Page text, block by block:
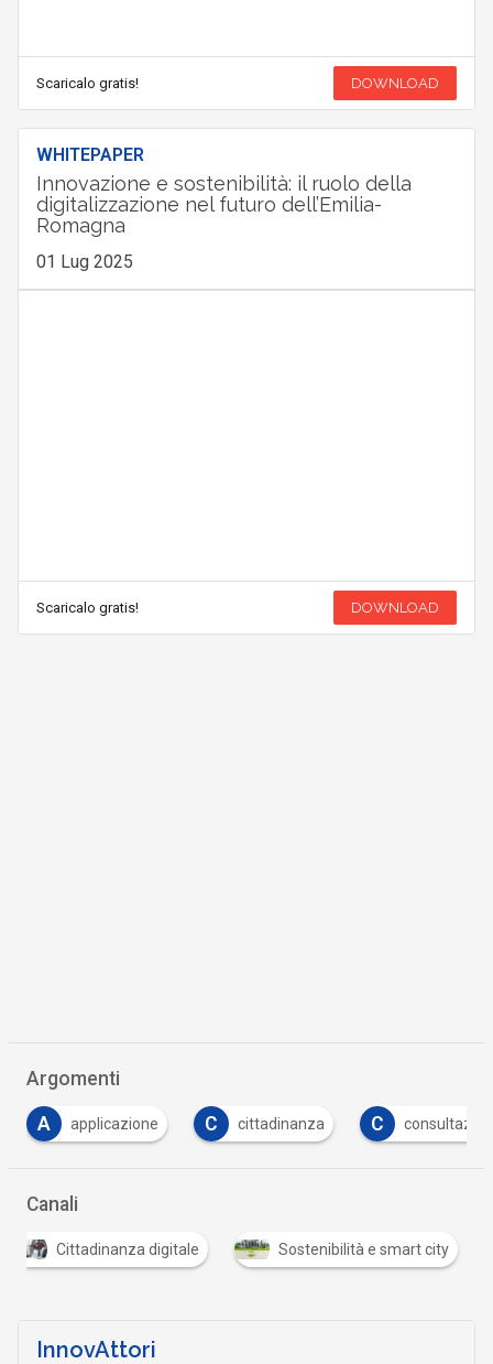
Scaricalo gratis! DOWNLOAD
WHITEPAPER
Innovazione e sostenibilità: il ruolo della
digitalizzazione nel futuro dell’Emilia-
Romagna
01 Lug 2025
Scaricalo gratis! DOWNLOAD
Argomenti
applicazione C cittadinanza C consultazione
Canali
Cittadinanza digitale Sostenibilità e smart city
InnovAttori